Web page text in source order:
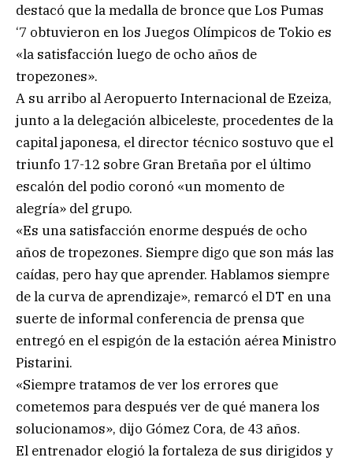
destacó que la medalla de bronce que Los Pumas
‘7 obtuvieron en los Juegos Olímpicos de Tokio es
«la satisfacción luego de ocho años de
tropezones».
A su arribo al Aeropuerto Internacional de Ezeiza,
junto a la delegación albiceleste, procedentes de la
capital japonesa, el director técnico sostuvo que el
triunfo 17-12 sobre Gran Bretaña por el último
escalón del podio coronó «un momento de
alegría» del grupo.
«Es una satisfacción enorme después de ocho
años de tropezones. Siempre digo que son más las
caídas, pero hay que aprender. Hablamos siempre
de la curva de aprendizaje», remarcó el DT en una
suerte de informal conferencia de prensa que
entregó en el espigón de la estación aérea Ministro
Pistarini.
«Siempre tratamos de ver los errores que
cometemos para después ver de qué manera los
solucionamos», dijo Gómez Cora, de 43 años.
El entrenador elogió la fortaleza de sus dirigidos y